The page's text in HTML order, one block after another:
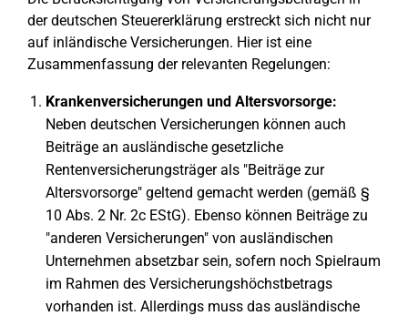
der deutschen Steuererklärung erstreckt sich nicht nur
auf inländische Versicherungen. Hier ist eine
Zusammenfassung der relevanten Regelungen:
Krankenversicherungen und Altersvorsorge:
Neben deutschen Versicherungen können auch
Beiträge an ausländische gesetzliche
Rentenversicherungsträger als "Beiträge zur
Altersvorsorge" geltend gemacht werden (gemäß §
10 Abs. 2 Nr. 2c EStG). Ebenso können Beiträge zu
"anderen Versicherungen" von ausländischen
Unternehmen absetzbar sein, sofern noch Spielraum
im Rahmen des Versicherungshöchstbetrags
vorhanden ist. Allerdings muss das ausländische